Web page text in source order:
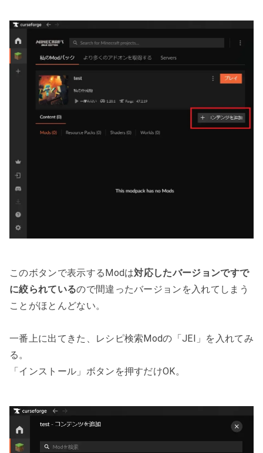
このボタンで表示するModは対応したバージョンですで
に絞られているので間違ったバージョンを入れてしまう
ことがほとんどない。
一番上に出てきた、レシピ検索Modの「JEI」を入れてみ
る。
「インストール」ボタンを押すだけOK。